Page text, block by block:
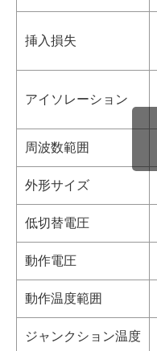
挿入損失
アイソレーション
周波数範囲
外形サイズ
低切替電圧
動作電圧
動作温度範囲
ジャンクション温度